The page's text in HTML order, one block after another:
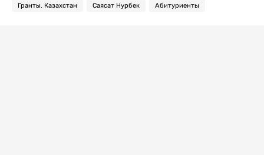
Гранты. Казахстан Саясат Нурбек Абитуриенты